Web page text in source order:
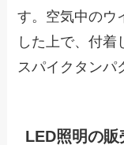
す。空気中のウ
した上で、付着
スパイクタンパ
LED照明の販